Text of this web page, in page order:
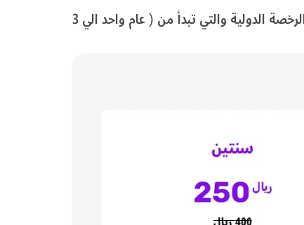
لـ إستخراج رخصة قيادة دولية اون لاين سوف تظهر لك الصورة التالية التي توضح المدة الزمنية الخاصة بصلاحية الرخصة الدولية والتي تبدأ من ( عام واحد الي 3